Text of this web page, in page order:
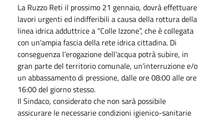
La Ruzzo Reti il prossimo 21 gennaio, dovrà effettuare
lavori urgenti ed indifferibili a causa della rottura della
linea idrica adduttrice a “Colle Izzone”, che è collegata
con un’ampia fascia della rete idrica cittadina. Di
conseguenza l’erogazione dell’acqua potrà subire, in
gran parte del territorio comunale, un’interruzione e/o
un abbassamento di pressione, dalle ore 08:00 alle ore
16:00 del giorno stesso.
Il Sindaco, considerato che non sarà possibile
assicurare le necessarie condizioni igienico-sanitarie